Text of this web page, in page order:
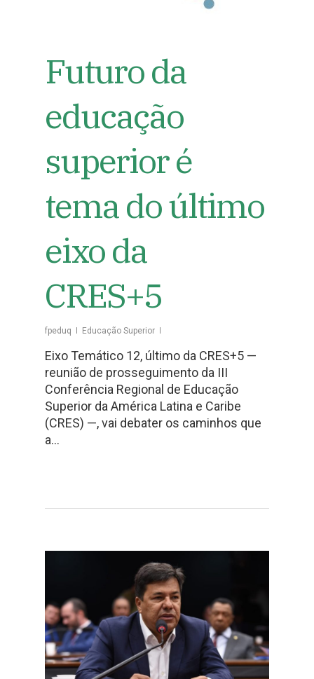
Futuro da
educação
superior é
tema do último
eixo da
CRES+5
fpeduq Educação Superior
Eixo Temático 12, último da CRES+5 —
reunião de prosseguimento da III
Conferência Regional de Educação
Superior da América Latina e Caribe
(CRES) —, vai debater os caminhos que
a…